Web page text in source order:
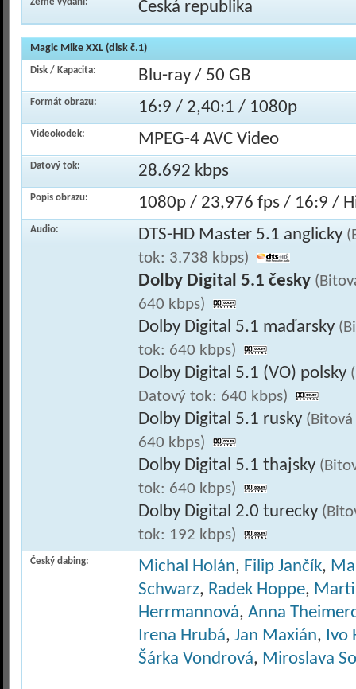
Česká republika
Magic Mike XXL (disk č.1)
Disk / Kapacita: Blu-ray / 50 GB
Formát obrazu: 16:9 / 2,40:1 / 1080p
Videokodek: MPEG-4 AVC Video
Datový tok: 28.692 kbps
Popis obrazu: 1080p / 23,976 fps / 16:9 /
Audio: DTS-HD Master 5.1 anglicky
tok: 3.738 kbps)
Dolby Digital 5.1 česky
640 kbps)
Dolby Digital 5.1 maďarsky
tok: 640 kbps)
Dolby Digital 5.1 (VO) polsky
Datový tok: 640 kbps)
Dolby Digital 5.1 rusky
640 kbps)
Dolby Digital 5.1 thajsky
tok: 640 kbps)
Dolby Digital 2.0 turecky
tok: 192 kbps)
Český dabing: Michal Holán, Filip Jančík,
Schwarz, Radek Hoppe,
Herrmannová, Anna
Irena Hrubá, Jan Maxián, Ivo
Šárka Vondrová, Miroslava